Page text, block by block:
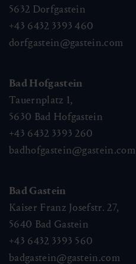
5632 Dorfgastein
+43 6432 3393 460
dorfgastein@gastein.com
Bad Hofgastein
Tauernplatz 1,
5630 Bad Hofgastein
+43 6432 3393 260
badhofgastein@gastein.com
Bad Gastein
Kaiser Franz Josefstr. 27,
5640 Bad Gastein
+43 6432 3393 560
badgastein@gastein.com